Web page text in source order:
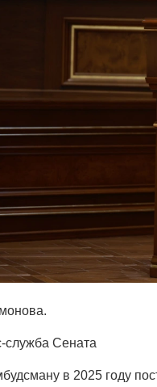
служба Сената
в 2025 году